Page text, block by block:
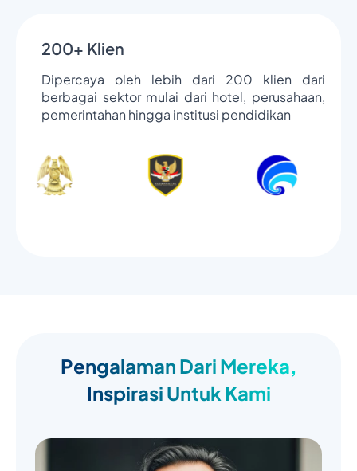
200+ Klien
Dipercaya oleh lebih dari 200 klien dari
berbagai sektor mulai dari hotel, perusahaan,
pemerintahan hingga institusi pendidikan
Pengalaman Dari Mereka,
Inspirasi Untuk Kami